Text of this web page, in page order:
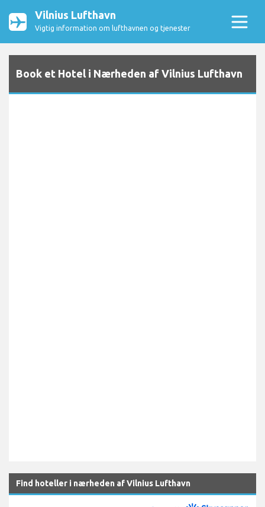
Vilnius Lufthavn
Vigtig information om lufthavnen og tjenester
Book et Hotel i Nærheden af Vilnius Lufthavn
Find hoteller i nærheden af Vilnius Lufthavn